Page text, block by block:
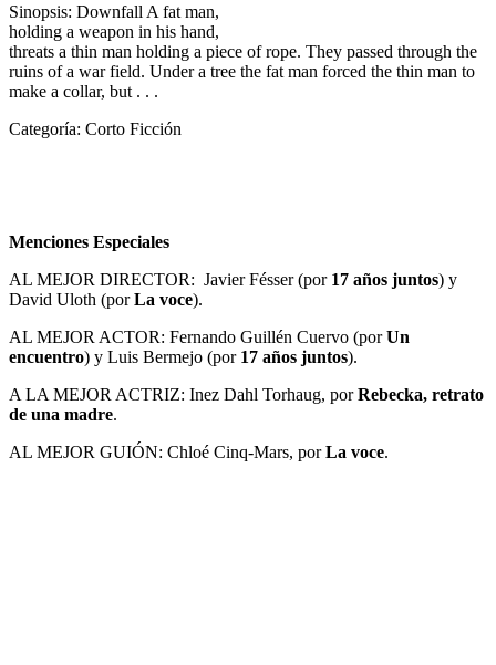
Sinopsis: Downfall A fat man,
holding a weapon in his hand,
threats a thin man holding a piece of rope. They passed through the
ruins of a war field. Under a tree the fat man forced the thin man to
make a collar, but . . .
Categoría: Corto Ficción
Menciones Especiales
AL MEJOR DIRECTOR: Javier Fésser (por 17 años juntos) y
David Uloth (porLa voce).
AL MEJOR ACTOR: Fernando Guillén Cuervo (porUn
encuentro) y Luis Bermejo (por 17 años juntos).
A LA MEJOR ACTRIZ: Inez Dahl Torhaug, porRebecka, retrato
de una madre.
AL MEJOR GUIÓN: Chloé Cinq-Mars, porLa voce.